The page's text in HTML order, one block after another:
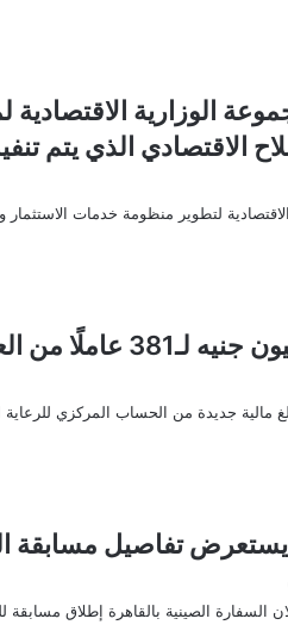
الوزارية الاقتصادية
الاقتصادي الذي يتم
لتطوير منظومة خدمات الاستثمار
وزير العمل يعتمد صرف 1.29
مالية جديدة من الحساب المركزي للرعاية
تفاصيل مسابقة
الصينية بالقاهرة إطلاق مسابقة